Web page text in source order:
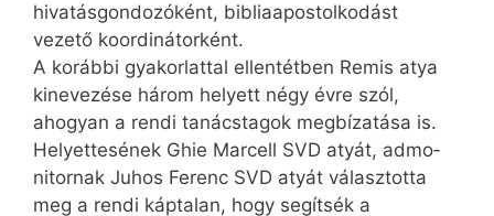
hivatásgondozóként, bibliaapostolkodást
vezető koordinátorként.
A korábbi gyakorlattal ellentétben Remis atya
kinevezése három helyett négy évre szól,
ahogyan a rendi tanácstagok megbízatása is.
Helyettesének Ghie Marcell SVD atyát, admo­
nitornak Juhos Ferenc SVD atyát választotta
meg a rendi káptalan, hogy segítsék a